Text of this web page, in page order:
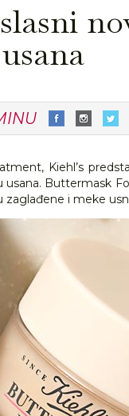
Kiehl’s
Buttermask
zaglađene i meke